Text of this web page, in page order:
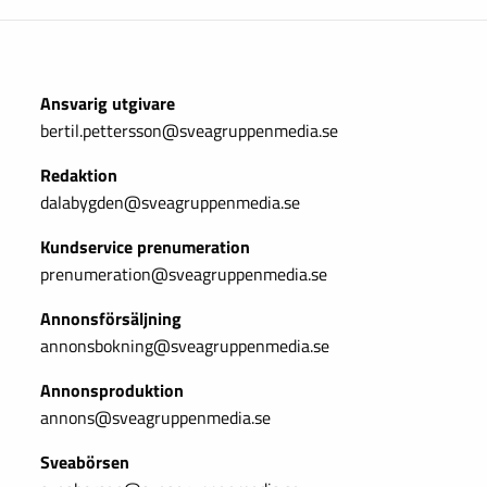
Ansvarig utgivare
bertil.pettersson@sveagruppenmedia.se
Redaktion
dalabygden@sveagruppenmedia.se
Kundservice prenumeration
prenumeration@sveagruppenmedia.se
Annonsförsäljning
annonsbokning@sveagruppenmedia.se
Annonsproduktion
annons@sveagruppenmedia.se
Sveabörsen